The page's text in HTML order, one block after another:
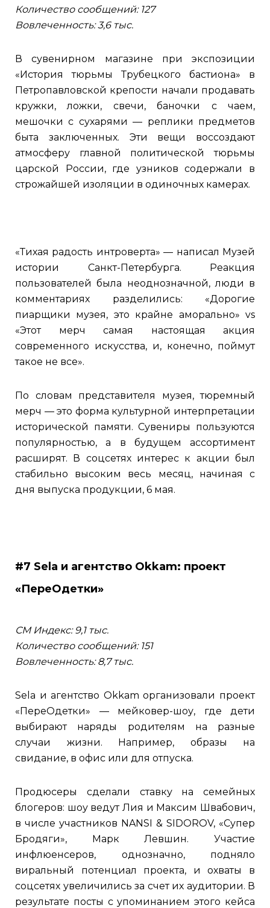
Количество сообщений: 127
Вовлеченность: 3,6 тыс.
В сувенирном магазине при экспозиции
«История тюрьмы Трубецкого бастиона» в
Петропавловской крепости начали продавать
кружки, ложки, свечи, баночки с чаем,
мешочки с сухарями — реплики предметов
быта заключенных. Эти вещи воссоздают
атмосферу главной политической тюрьмы
царской России, где узников содержали в
строжайшей изоляции в одиночных камерах.
«Тихая радость интроверта» — написал Музей
истории Санкт-Петербурга. Реакция
пользователей была неоднозначной, люди в
комментариях разделились: «Дорогие
пиарщики музея, это крайне аморально» vs
«Этот мерч самая настоящая акция
современного искусства, и, конечно, поймут
такое не все».
По словам представителя музея, тюремный
мерч — это форма культурной интерпретации
исторической памяти. Сувениры пользуются
популярностью, а в будущем ассортимент
расширят. В соцсетях интерес к акции был
стабильно высоким весь месяц, начиная с
дня выпуска продукции, 6 мая.
#7 Sela и агентство Okkam: проект
«ПереОдетки»
СМ Индекс: 9,1 тыс.
Количество сообщений: 151
Вовлеченность: 8,7 тыс.
Sela и агентство Okkam организовали проект
«ПереОдетки» — мейковер-шоу, где дети
выбирают наряды родителям на разные
случаи жизни. Например, образы на
свидание, в офис или для отпуска.
Продюсеры сделали ставку на семейных
блогеров: шоу ведут Лия и Максим Швабович,
в числе участников NANSI & SIDOROV, «Супер
Бродяги», Марк Левшин. Участие
инфлюенсеров, однозначно, подняло
виральный потенциал проекта, и охваты в
соцсетях увеличились за счет их аудитории. В
результате посты с упоминанием этого кейса